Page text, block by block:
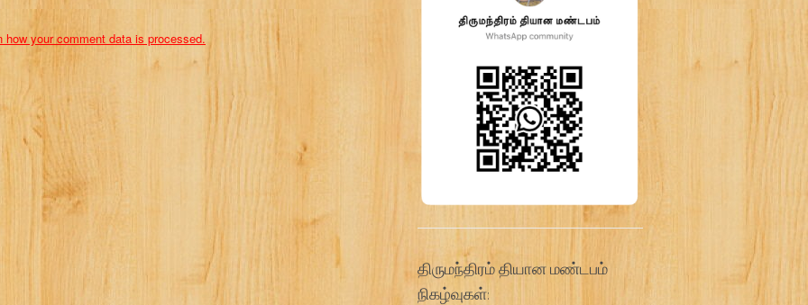
how your comment data is processed.
திருமந்திரம் தியான மண்டபம்
நிகழ்வுகள்: